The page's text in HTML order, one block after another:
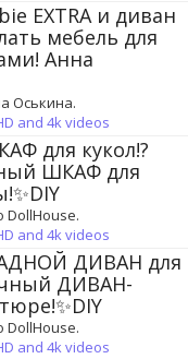
EXTRA и диван
мебель для
Анна
Оськина.
and 4k videos
для кукол!?
ШКАФ для
DollHouse.
and 4k videos
ДИВАН для
ДИВАН-
DollHouse.
and 4k videos